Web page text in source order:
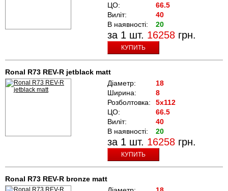
ЦО:
66.5
Виліт:
40
В наявності:
20
за 1 шт. 16258 грн.
КУПИТЬ
Ronal R73 REV-R jetblack matt
Діаметр:
18
Ширина:
8
Розболтовка:
5x112
ЦО:
66.5
Виліт:
40
В наявності:
20
за 1 шт. 16258 грн.
КУПИТЬ
Ronal R73 REV-R bronze matt